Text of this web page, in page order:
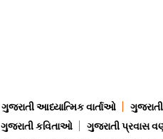
ગુજરાતી આધ્યાત્મિક વાર્તાઓ ગુજરાતી
ગુજરાતી કવિતાઓ ગુજરાતી પ્રવાસ